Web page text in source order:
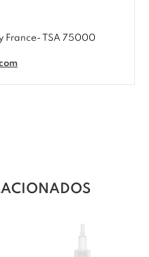
France- TSA 75000